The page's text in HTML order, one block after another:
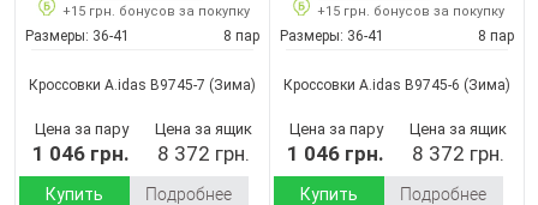
+15 грн. бонусов за покупку
Размеры: 36-41 8 пар
Кроссовки A.idas B9745-7 (Зима)
Цена за пару
1 046 грн.
Цена за ящик
8 372 грн.
Купить Подробнее
+15 грн. бонусов за покупку
Размеры: 36-41 8 пар
Кроссовки A.idas B9745-6 (Зима)
Цена за пару
1 046 грн.
Цена за ящик
8 372 грн.
Купить Подробнее